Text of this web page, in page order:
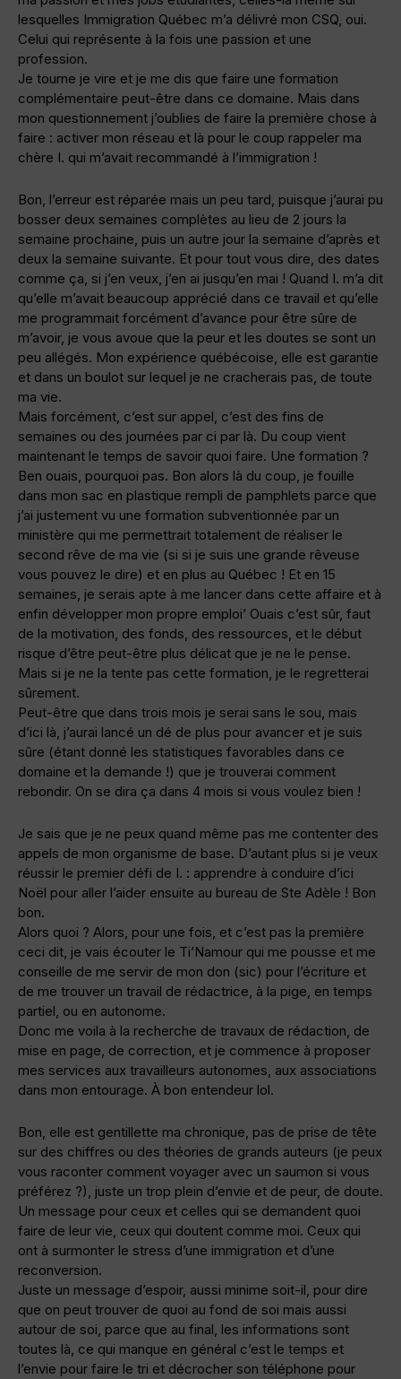
lesquelles Immigration Québec m’a délivré mon CSQ, oui.
Celui qui représente à la fois une passion et une
profession.
Je tourne je vire et je me dis que faire une formation
complémentaire peut-être dans ce domaine. Mais dans
mon questionnement j’oublies de faire la première chose à
faire : activer mon réseau et là pour le coup rappeler ma
chère I. qui m’avait recommandé à l’immigration !
Bon, l’erreur est réparée mais un peu tard, puisque j’aurai pu
bosser deux semaines complètes au lieu de 2 jours la
semaine prochaine, puis un autre jour la semaine d’après et
deux la semaine suivante. Et pour tout vous dire, des dates
comme ça, si j’en veux, j’en ai jusqu’en mai ! Quand I. m’a dit
qu’elle m’avait beaucoup apprécié dans ce travail et qu’elle
me programmait forcément d’avance pour être sûre de
m’avoir, je vous avoue que la peur et les doutes se sont un
peu allégés. Mon expérience québécoise, elle est garantie
et dans un boulot sur lequel je ne cracherais pas, de toute
ma vie.
Mais forcément, c’est sur appel, c’est des fins de
semaines ou des journées par ci par là. Du coup vient
maintenant le temps de savoir quoi faire. Une formation ?
Ben ouais, pourquoi pas. Bon alors là du coup, je fouille
dans mon sac en plastique rempli de pamphlets parce que
j’ai justement vu une formation subventionnée par un
ministère qui me permettrait totalement de réaliser le
second rêve de ma vie (si si je suis une grande rêveuse
vous pouvez le dire) et en plus au Québec ! Et en 15
semaines, je serais apte à me lancer dans cette affaire et à
enfin développer mon propre emploi’ Ouais c’est sûr, faut
de la motivation, des fonds, des ressources, et le début
risque d’être peut-être plus délicat que je ne le pense.
Mais si je ne la tente pas cette formation, je le regretterai
sûrement.
Peut-être que dans trois mois je serai sans le sou, mais
d’ici là, j’aurai lancé un dé de plus pour avancer et je suis
sûre (étant donné les statistiques favorables dans ce
domaine et la demande !) que je trouverai comment
rebondir. On se dira ça dans 4 mois si vous voulez bien !
Je sais que je ne peux quand même pas me contenter des
appels de mon organisme de base. D’autant plus si je veux
réussir le premier défi de I. : apprendre à conduire d’ici
Noël pour aller l’aider ensuite au bureau de Ste Adèle ! Bon
bon.
Alors quoi ? Alors, pour une fois, et c’est pas la première
ceci dit, je vais écouter le Ti’Namour qui me pousse et me
conseille de me servir de mon don (sic) pour l’écriture et
de me trouver un travail de rédactrice, à la pige, en temps
partiel, ou en autonome.
Donc me voila à la recherche de travaux de rédaction, de
mise en page, de correction, et je commence à proposer
mes services aux travailleurs autonomes, aux associations
dans mon entourage. À bon entendeur lol.
Bon, elle est gentillette ma chronique, pas de prise de tête
sur des chiffres ou des théories de grands auteurs (je peux
vous raconter comment voyager avec un saumon si vous
préférez ?), juste un trop plein d’envie et de peur, de doute.
Un message pour ceux et celles qui se demandent quoi
faire de leur vie, ceux qui doutent comme moi. Ceux qui
ont à surmonter le stress d’une immigration et d’une
reconversion.
Juste un message d’espoir, aussi minime soit-il, pour dire
que on peut trouver de quoi au fond de soi mais aussi
autour de soi, parce que au final, les informations sont
toutes là, ce qui manque en général c’est le temps et
l’envie pour faire le tri et décrocher son téléphone pour